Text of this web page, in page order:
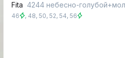
Fita 4244 небесно-
46 , 48, 50, 52, 54, 56